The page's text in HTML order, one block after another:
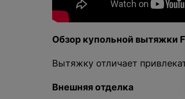
Обзор купольной вытяжки
Вытяжку отличает
Внешняя отделка